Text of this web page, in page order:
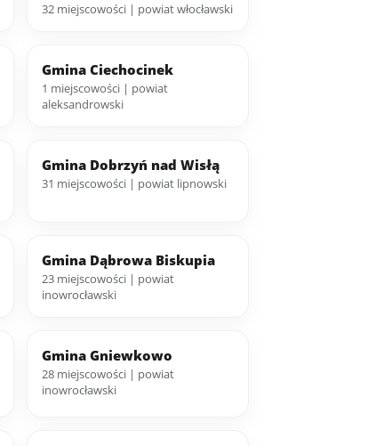
32 miejscowości | powiat włocławski
Gmina Ciechocinek
1 miejscowości | powiat
aleksandrowski
Gmina Dobrzyń nad Wisłą
31 miejscowości | powiat lipnowski
Gmina Dąbrowa Biskupia
23 miejscowości | powiat
inowrocławski
Gmina Gniewkowo
28 miejscowości | powiat
inowrocławski